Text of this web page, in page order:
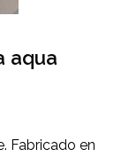
aqua
Fabricado en